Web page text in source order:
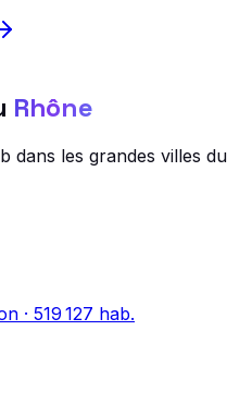
Rhône
dans les grandes villes du
· 519 127 hab.